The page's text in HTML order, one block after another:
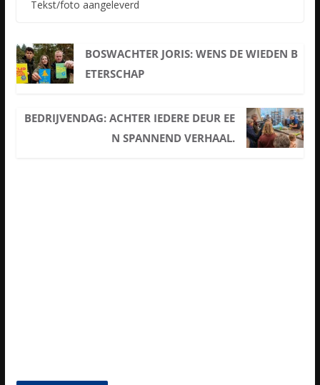
Tekst/foto aangeleverd
BOSWACHTER JORIS: WENS DE WIEDEN B
ETERSCHAP
BEDRIJVENDAG: ACHTER IEDERE DEUR EE
N SPANNEND VERHAAL.